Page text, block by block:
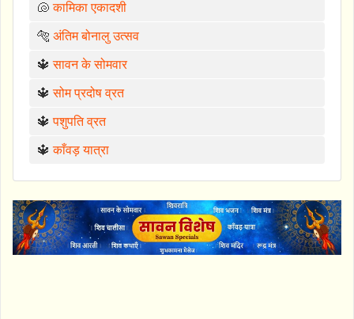
🐚कामिका एकादशी
🐅 अंतिम बोनालु उत्सव
🔱सावन के सोमवार
🔱सोम प्रदोष व्रत
🔱पशुपति व्रत
🔱काँवड़ यात्रा